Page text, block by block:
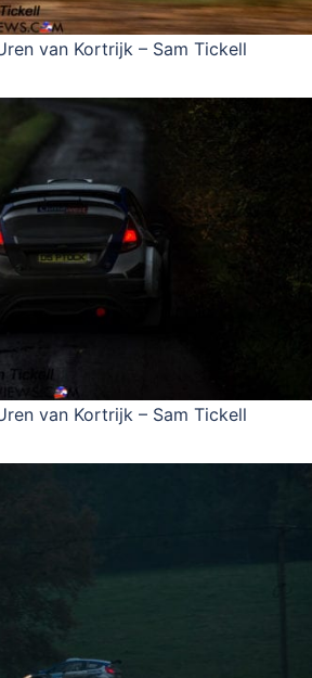
van Kortrijk – Sam Tickell
van Kortrijk – Sam Tickell